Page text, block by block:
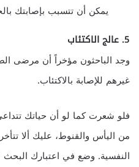
يمكن أن تتسبب بإصابتك
5. عالج الاكتئاب
وجد الباحثون مؤخراً أن مرضى
غيرهم للإصابة بالاكتئاب.
فلو شعرت كما لو أن حياتك
من اليأس والقنوط، عليك ألا
النفسية. وضع في اعتبارك